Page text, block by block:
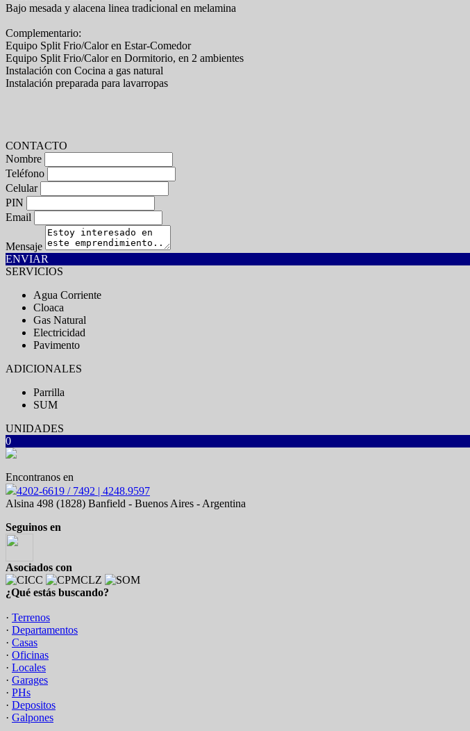
Bajo mesada y alacena linea tradicional en melamina
Complementario:
Equipo Split Frio/Calor en Estar-Comedor
Equipo Split Frio/Calor en Dormitorio, en 2 ambientes
Instalación con Cocina a gas natural
Instalación preparada para lavarropas
CONTACTO
Nombre
Teléfono
Celular
PIN
Email
Mensaje
ENVIAR
SERVICIOS
Agua Corriente
Cloaca
Gas Natural
Electricidad
Pavimento
ADICIONALES
Parrilla
SUM
UNIDADES
0
Encontranos en
4202-6619 / 7492 | 4248.9597
Alsina 498 (1828) Banfield - Buenos Aires - Argentina
Seguinos en
Asociados con
¿Qué estás buscando?
· Terrenos
· Departamentos
· Casas
· Oficinas
· Locales
· Garages
· PHs
· Depositos
· Galpones